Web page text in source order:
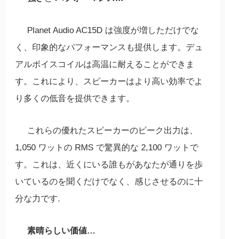
Planet Audio AC15D は強度が増しただけでな
く、印象的なパフォーマンスも提供します。デュ
アルボイスコイルは高温に耐えることができま
す。これにより、スピーカーはより高い効率でよ
り多くの低音を提供できます。
これらの優れたスピーカーのピーク出力は、
1,050 ワットの RMS で驚異的な 2,100 ワットで
す。これは、近くにいる誰もがあなたが通りを歩
いているのを聞くだけでなく、感じさせるのに十
分な力です.
素晴らしい価値…